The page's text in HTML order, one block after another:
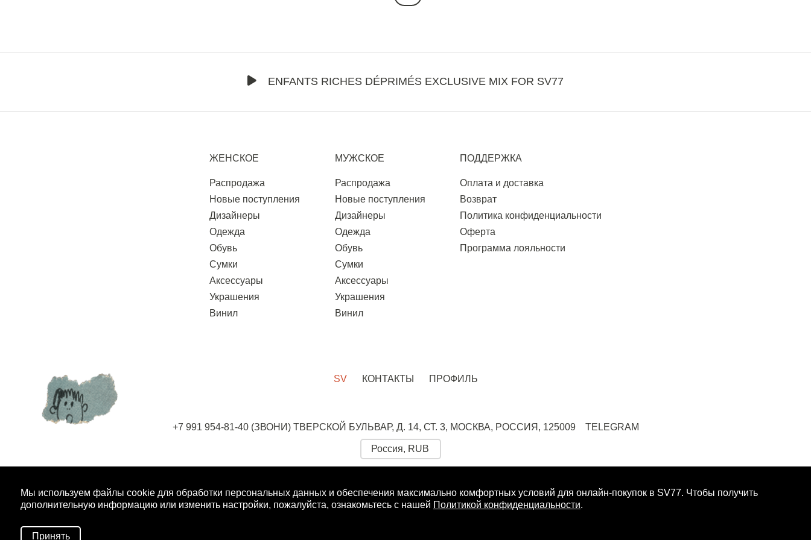
ENFANTS RICHES DÉPRIMÉS EXCLUSIVE MIX FOR SV77
ЖЕНСКОЕ
Распродажа
Новые поступления
Дизайнеры
Одежда
Обувь
Сумки
Аксессуары
Украшения
Винил
МУЖСКОЕ
Распродажа
Новые поступления
Дизайнеры
Одежда
Обувь
Сумки
Аксессуары
Украшения
Винил
ПОДДЕРЖКА
Оплата и доставка
Возврат
Политика конфиденциальности
Оферта
Программа лояльности
SV КОНТАКТЫ ПРОФИЛЬ
+7 991 954-81-40(ЗВОНИ) ТВЕРСКОЙ БУЛЬВАР, Д. 14, СТ. 3, МОСКВА, РОССИЯ, 125009 TELEGRAM
Вы соглашаетесь сполитикой конфиденциальности.
Мы используем файлы cookie для обработки персональных данных и обеспечения максимально комфортных условий для онлайн-покупок в SV77. Чтобы получить
дополнительную информацию или изменить настройки, пожалуйста, ознакомьтесь с нашей Политикой конфиденциальности.
Принять